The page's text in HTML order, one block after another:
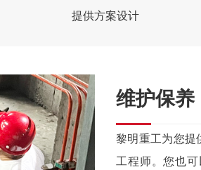
提供方案设计
维护保养
黎明重工为您提
工程师。您也